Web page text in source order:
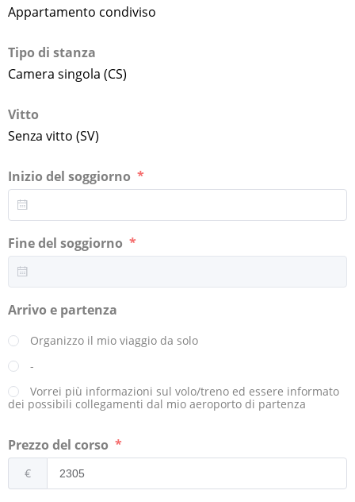
Appartamento condiviso
Tipo di stanza
Camera singola (CS)
Vitto
Senza vitto (SV)
Inizio del soggiorno
Fine del soggiorno
Arrivo e partenza
Organizzo il mio viaggio da solo
-
Vorrei più informazioni sul volo/treno ed essere informato
dei possibili collegamenti dal mio aeroporto di partenza
Prezzo del corso
€